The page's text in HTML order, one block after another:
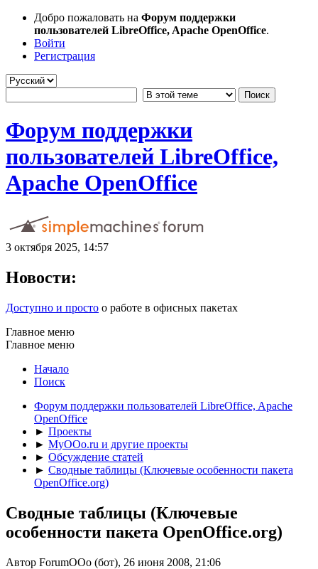
Добро пожаловать на Форум поддержки
пользователей LibreOffice, Apache OpenOffice.
Войти
Регистрация
Форум поддержки
пользователей LibreOffice,
Apache OpenOffice
3 октября 2025, 14:57
Новости:
Доступно и просто о работе в офисных пакетах
Главное меню
Главное меню
Начало
Поиск
Форум поддержки пользователей LibreOffice, Apache
OpenOffice
► Проекты
► MyOOo.ru и другие проекты
► Обсуждение статей
► Сводные таблицы (Ключевые особенности пакета
OpenOffice.org)
Сводные таблицы (Ключевые
особенности пакета OpenOffice.org)
Автор ForumOOo (бот), 26 июня 2008, 21:06